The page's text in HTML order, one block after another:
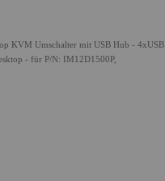
KVM Umschalter mit USB Hub - 4xUSB
- für P/N: IM12D1500P,